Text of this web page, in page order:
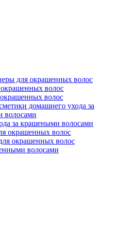
для окрашенных волос
волос
волос
домашнего ухода за
волосами
за крашеными волосами
окрашенных волос
окрашенных волос
волосами